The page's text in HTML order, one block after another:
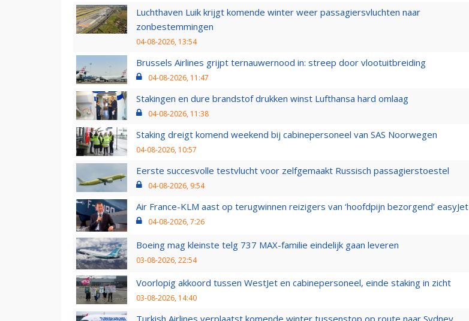
Luchthaven Luik krijgt komende winter weer passagiersvluchten naar
zonbestemmingen
04-08-2026, 13:54
Brussels Airlines grijpt ternauwernood in: streep door vlootuitbreiding
04-08-2026, 11:47
Stakingen en dure brandstof drukken winst Lufthansa hard omlaag
04-08-2026, 11:38
Staking dreigt komend weekend bij cabinepersoneel van SAS Noorwegen
04-08-2026, 10:57
Eerste succesvolle testvlucht voor zelfgemaakt Russisch passagierstoestel
04-08-2026, 9:54
Air France-KLM aast op terugwinnen reizigers van ‘hoofdpijn bezorgend’ easyJet
04-08-2026, 7:26
Boeing mag kleinste telg 737 MAX-familie eindelijk gaan leveren
03-08-2026, 22:54
Voorlopig akkoord tussen WestJet en cabinepersoneel, einde staking in zicht
03-08-2026, 14:40